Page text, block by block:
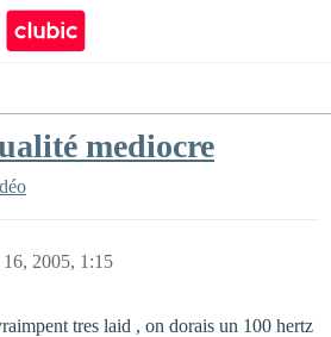
mediocre
16, 2005, 1:15
tres laid , on dorais un 100 hertz